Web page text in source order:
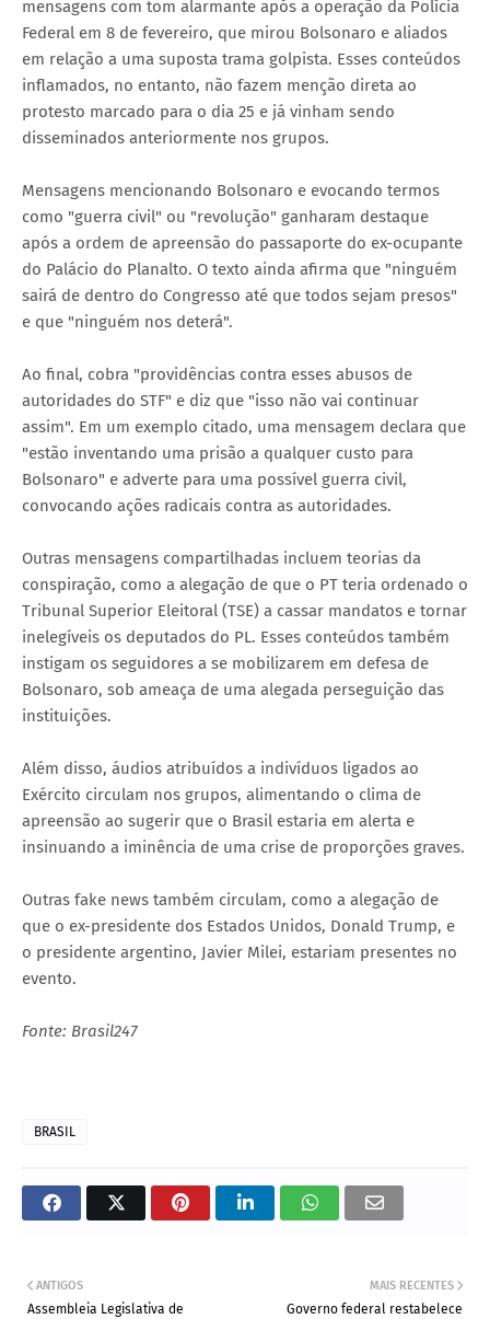
mensagens com tom alarmante após a operação da Polícia
Federal em 8 de fevereiro, que mirou Bolsonaro e aliados
em relação a uma suposta trama golpista. Esses conteúdos
inflamados, no entanto, não fazem menção direta ao
protesto marcado para o dia 25 e já vinham sendo
disseminados anteriormente nos grupos.
Mensagens mencionando Bolsonaro e evocando termos
como "guerra civil" ou "revolução" ganharam destaque
após a ordem de apreensão do passaporte do ex-ocupante
do Palácio do Planalto. O texto ainda afirma que "ninguém
sairá de dentro do Congresso até que todos sejam presos"
e que "ninguém nos deterá".
Ao final, cobra "providências contra esses abusos de
autoridades do STF" e diz que "isso não vai continuar
assim". Em um exemplo citado, uma mensagem declara que
"estão inventando uma prisão a qualquer custo para
Bolsonaro" e adverte para uma possível guerra civil,
convocando ações radicais contra as autoridades.
Outras mensagens compartilhadas incluem teorias da
conspiração, como a alegação de que o PT teria ordenado o
Tribunal Superior Eleitoral (TSE) a cassar mandatos e tornar
inelegíveis os deputados do PL. Esses conteúdos também
instigam os seguidores a se mobilizarem em defesa de
Bolsonaro, sob ameaça de uma alegada perseguição das
instituições.
Além disso, áudios atribuídos a indivíduos ligados ao
Exército circulam nos grupos, alimentando o clima de
apreensão ao sugerir que o Brasil estaria em alerta e
insinuando a iminência de uma crise de proporções graves.
Outras fake news também circulam, como a alegação de
que o ex-presidente dos Estados Unidos, Donald Trump, e
o presidente argentino, Javier Milei, estariam presentes no
evento.
Fonte: Brasil247
BRASIL
MAIS RECENTES
Governo federal restabelece
ANTIGOS
Assembleia Legislativa de